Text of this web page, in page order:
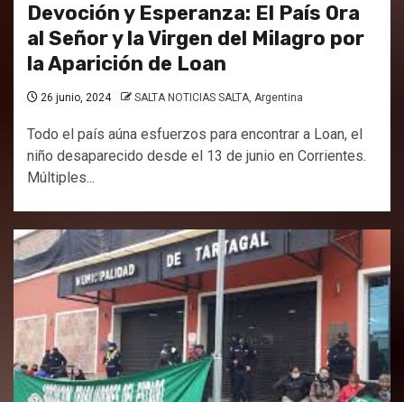
Devoción y Esperanza: El País Ora
al Señor y la Virgen del Milagro por
la Aparición de Loan
26 junio, 2024 SALTA NOTICIAS SALTA, Argentina
Todo el país aúna esfuerzos para encontrar a Loan, el
niño desaparecido desde el 13 de junio en Corrientes.
Múltiples...